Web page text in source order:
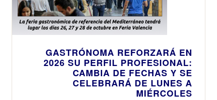
GASTRÓNOMA REFORZARÁ EN
2026 SU PERFIL PROFESIONAL:
CAMBIA DE FECHAS Y SE
CELEBRARÁ DE LUNES A
MIÉRCOLES